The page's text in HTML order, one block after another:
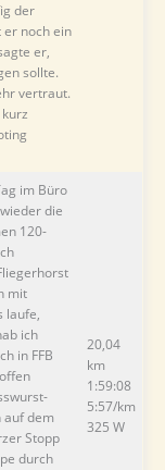
der
er noch ein
er,
sollte.
vertraut.
im Büro
die
120-
mit
laufe,
ich
in FFB
auf dem
Stopp
durch
20,04
km
1:59:08
5:57/km
325 W